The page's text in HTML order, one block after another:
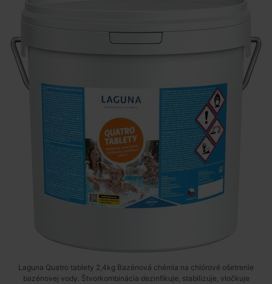
Laguna Quatro tablety 2,4kg Bazénová chémia na chlórové ošetrenie
bazénovej vody. Štvorkombinácia dezinfikuje, stabilizuje, vločkuje